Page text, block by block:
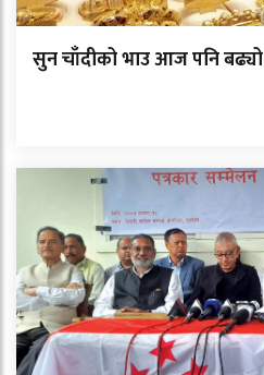
सुन चाँदीको भाउ आज पनि बढ्यो